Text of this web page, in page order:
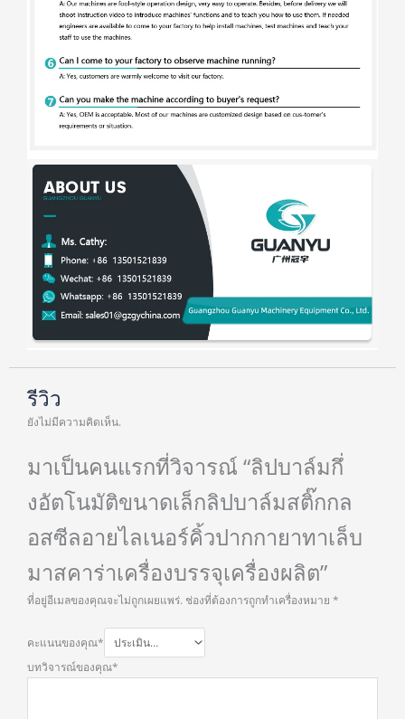
รีวิว
ยังไม่มีความคิดเห็น.
มาเป็นคนแรกที่วิจารณ์ “ลิปบาล์มกึ่
งอัตโนมัติขนาดเล็กลิปบาล์มสติ๊กกล
อสซีลอายไลเนอร์คิ้วปากกายาทาเล็บ
มาสคาร่าเครื่องบรรจุเครื่องผลิต”
ที่อยู่อีเมลของคุณจะไม่ถูกเผยแพร่. ช่องที่ต้องการถูกทำเครื่องหมาย *
คะแนนของคุณ*
บทวิจารณ์ของคุณ*